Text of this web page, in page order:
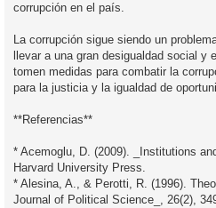
corrupción en el país.
La corrupción sigue siendo un
llevar a una gran desigualdad social
tomen medidas para combatir la
para la justicia y la igualdad de
**Referencias**
* Acemoglu, D. (2009). _Institutions
Harvard University Press.
* Alesina, A., & Perotti, R. (1996).
Journal of Political Science_, 26(2),